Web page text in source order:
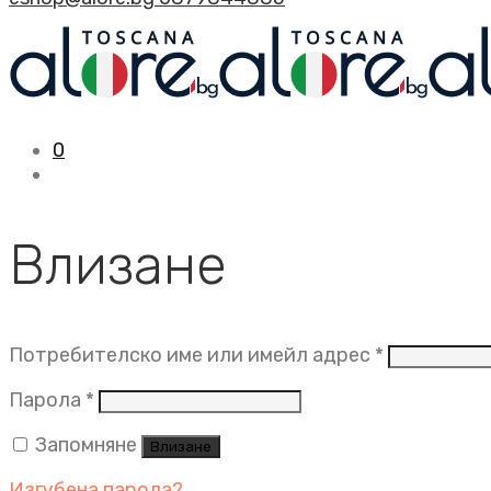
0
Влизане
Потребителско име или имейл адрес *
Парола * Задължително
Запомняне
Влизане